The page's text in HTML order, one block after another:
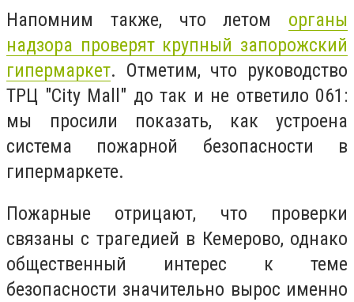
Напомним также, что летом органы
надзора проверят крупный запорожский
гипермаркет. Отметим, что руководство
ТРЦ "City Mall" до так и не ответило 061:
мы просили показать, как устроена
система пожарной безопасности в
гипермаркете.
Пожарные отрицают, что проверки
связаны с трагедией в Кемерово, однако
общественный интерес к теме
безопасности значительно вырос именно